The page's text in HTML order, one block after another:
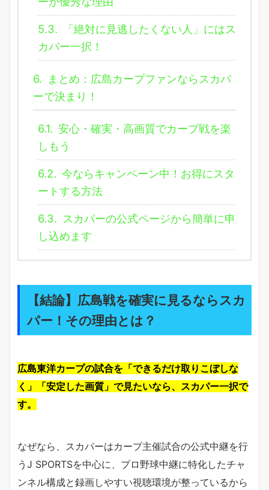
5.3.
「絶対に見逃したくない人」にはス
カパー一択！
6.
まとめ：広島カープファンならスカパ
ーで決まり！
6.1. 安心・確実・高画質でカープ戦を楽
しもう
6.2. 今ならキャンペーン中！お得にスタ
ートする方法
6.3. スカパーの公式ページから簡単に申
し込めます
【結論】広島戦を確実に見るならスカ
パー！その理由とは？
広島東洋カープの試合を「できるだけ取りこぼしな
く」「安定した画質」で見たいなら、スカパー一択で
す。
なぜなら、スカパーはカープ主催試合の公式中継を行
うJ SPORTSを中心に、プロ野球中継に特化したチャ
ンネル構成と録画しやすい視聴環境が整っているから